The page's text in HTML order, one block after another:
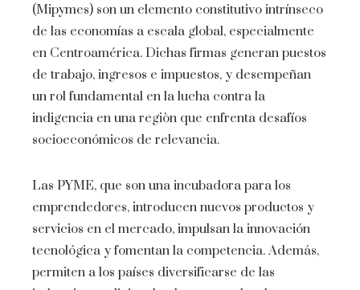
(Mipymes) son un elemento constitutivo intrínseco
de las economías a escala global, especialmente
en Centroamérica. Dichas firmas generan puestos
de trabajo, ingresos e impuestos, y desempeñan
un rol fundamental en la lucha contra la
indigencia en una regiòn que enfrenta desafíos
socioeconómicos de relevancia.
Las PYME, que son una incubadora para los
emprendedores, introducen nuevos productos y
servicios en el mercado, impulsan la innovación
tecnológica y fomentan la competencia. Además,
permiten a los países diversificarse de las